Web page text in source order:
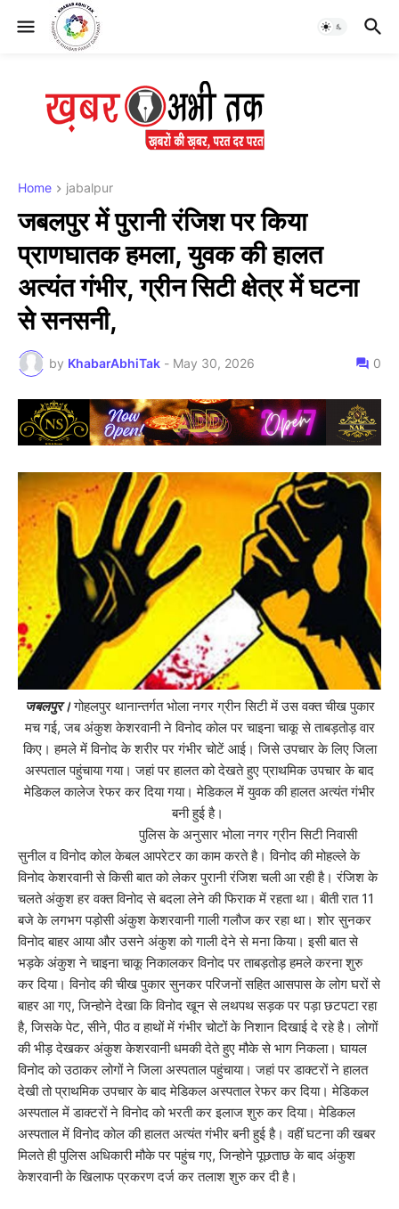
Home jabalpur
जबलपुर में पुरानी रंजिश पर किया
प्राणघातक हमला, युवक की हालत
अत्यंत गंभीर, ग्रीन सिटी क्षेत्र में घटना
से सनसनी,
by KhabarAbhiTak - May 30, 2026 0
जबलपुर।गोहलपुर थानान्तर्गत भोला नगर ग्रीन सिटी में उस वक्त चीख पुकार
मच गई, जब अंकुश केशरवानी ने विनोद कोल पर चाइना चाकू से ताबड़तोड़ वार
किए। हमले में विनोद के शरीर पर गंभीर चोटें आई। जिसे उपचार के लिए जिला
अस्पताल पहुंचाया गया। जहां पर हालत को देखते हुए प्राथमिक उपचार के बाद
मेडिकल कालेज रेफर कर दिया गया। मेडिकल में युवक की हालत अत्यंत गंभीर
बनी हुई है।
पुलिस के अनुसार भोला नगर ग्रीन सिटी निवासी
सुनील व विनोद कोल केबल आपरेटर का काम करते है। विनोद की मोहल्ले के
विनोद केशरवानी से किसी बात को लेकर पुरानी रंजिश चली आ रही है। रंजिश के
चलते अंकुश हर वक्त विनोद से बदला लेने की फिराक में रहता था। बीती रात 11
बजे के लगभग पड़ोसी अंकुश केशरवानी गाली गलौज कर रहा था। शोर सुनकर
विनोद बाहर आया और उसने अंकुश को गाली देने से मना किया। इसी बात से
भड़के अंकुश ने चाइना चाकू निकालकर विनोद पर ताबड़तोड़ हमले करना शुरु
कर दिया। विनोद की चीख पुकार सुनकर परिजनों सहित आसपास के लोग घरों से
बाहर आ गए, जिन्होने देखा कि विनोद खून से लथपथ सड़क पर पड़ा छटपटा रहा
है, जिसके पेट, सीने, पीठ व हाथों में गंभीर चोटों के निशान दिखाई दे रहे है। लोगों
की भीड़ देखकर अंकुश केशरवानी धमकी देते हुए मौके से भाग निकला। घायल
विनोद को उठाकर लोगों ने जिला अस्पताल पहुंचाया। जहां पर डाक्टरों ने हालत
देखी तो प्राथमिक उपचार के बाद मेडिकल अस्पताल रेफर कर दिया। मेडिकल
अस्पताल में डाक्टरों ने विनोद को भरती कर इलाज शुरु कर दिया। मेडिकल
अस्पताल में विनोद कोल की हालत अत्यंत गंभीर बनी हुई है। वहीं घटना की खबर
मिलते ही पुलिस अधिकारी मौके पर पहुंच गए, जिन्होने पूछताछ के बाद अंकुश
केशरवानी के खिलाफ प्रकरण दर्ज कर तलाश शुरु कर दी है।